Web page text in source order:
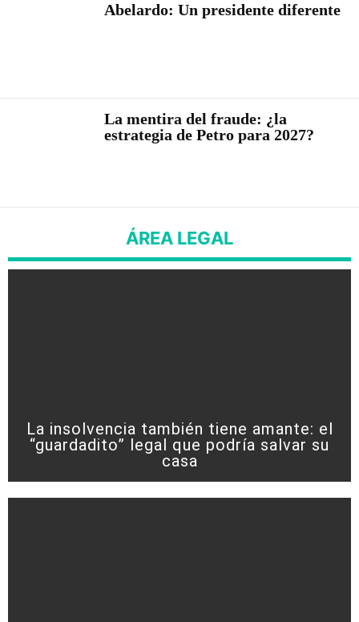
Abelardo: Un presidente diferente
La mentira del fraude: ¿la
estrategia de Petro para 2027?
ÁREA LEGAL
La insolvencia también tiene amante: el
“guardadito” legal que podría salvar su
casa